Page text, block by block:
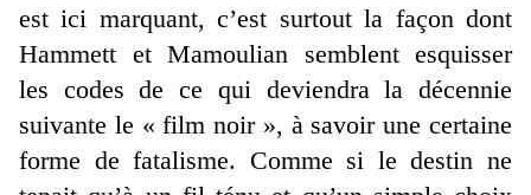
est ici marquant, c’est surtout la façon dont
Hammett et Mamoulian semblent esquisser
les codes de ce qui deviendra la décennie
suivante le « film noir », à savoir une certaine
forme de fatalisme. Comme si le destin ne